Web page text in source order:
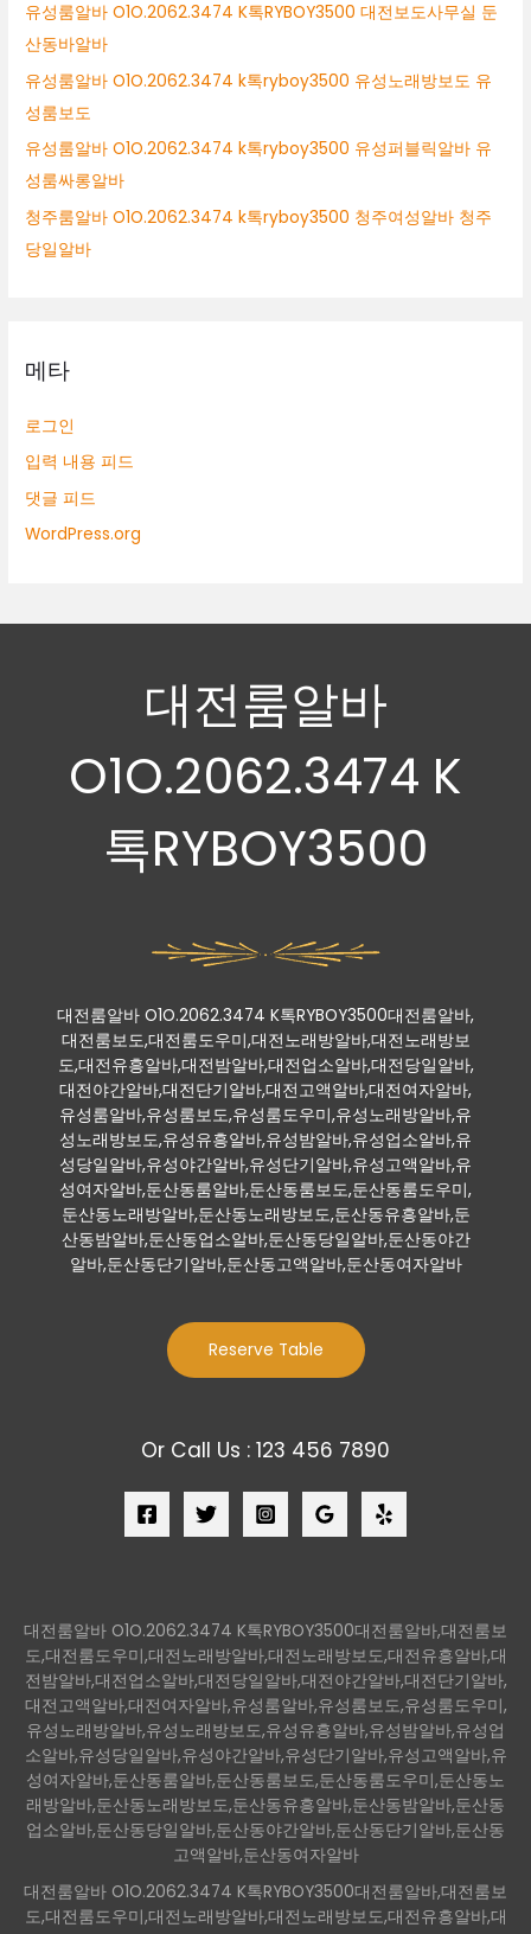
유성룸알바 O1O.2062.3474 K톡RYBOY3500 대전보도사무실 둔
산동바알바
유성룸알바 O1O.2062.3474 k톡ryboy3500 유성노래방보도 유
성룸보도
유성룸알바 O1O.2062.3474 k톡ryboy3500 유성퍼블릭알바 유
성룸싸롱알바
청주룸알바 O1O.2062.3474 k톡ryboy3500 청주여성알바 청주
당일알바
메타
로그인
입력 내용 피드
댓글 피드
WordPress.org
대전룸알바
O1O.2062.3474 K
톡RYBOY3500
대전룸알바 O1O.2062.3474 K톡RYBOY3500대전룸알바,
대전룸보도,대전룸도우미,대전노래방알바,대전노래방보
도,대전유흥알바,대전밤알바,대전업소알바,대전당일알바,
대전야간알바,대전단기알바,대전고액알바,대전여자알바,
유성룸알바,유성룸보도,유성룸도우미,유성노래방알바,유
성노래방보도,유성유흥알바,유성밤알바,유성업소알바,유
성당일알바,유성야간알바,유성단기알바,유성고액알바,유
성여자알바,둔산동룸알바,둔산동룸보도,둔산동룸도우미,
둔산동노래방알바,둔산동노래방보도,둔산동유흥알바,둔
산동밤알바,둔산동업소알바,둔산동당일알바,둔산동야간
알바,둔산동단기알바,둔산동고액알바,둔산동여자알바
Reserve Table
Or Call Us : 123 456 7890
대전룸알바 O1O.2062.3474 K톡RYBOY3500대전룸알바,대전룸보
도,대전룸도우미,대전노래방알바,대전노래방보도,대전유흥알바,대
전밤알바,대전업소알바,대전당일알바,대전야간알바,대전단기알바,
대전고액알바,대전여자알바,유성룸알바,유성룸보도,유성룸도우미,
유성노래방알바,유성노래방보도,유성유흥알바,유성밤알바,유성업
소알바,유성당일알바,유성야간알바,유성단기알바,유성고액알바,유
성여자알바,둔산동룸알바,둔산동룸보도,둔산동룸도우미,둔산동노
래방알바,둔산동노래방보도,둔산동유흥알바,둔산동밤알바,둔산동
업소알바,둔산동당일알바,둔산동야간알바,둔산동단기알바,둔산동
고액알바,둔산동여자알바
대전룸알바 O1O.2062.3474 K톡RYBOY3500대전룸알바,대전룸보
도,대전룸도우미,대전노래방알바,대전노래방보도,대전유흥알바,대